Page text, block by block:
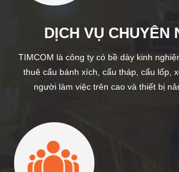
DỊCH VỤ CHUYÊN
TIMCOM là công ty có bề dày kinh
thuê cẩu bánh xích, cẩu tháp, cẩu lốp,
người làm việc trên cao và thiết bị